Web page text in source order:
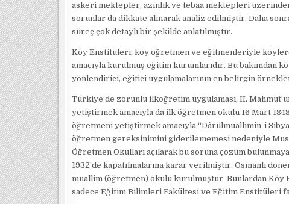
askeri mektepler, azınlık ve tebaa mektepleri
sorunlar da dikkate alınarak analiz edilmiştir. Daha
süreç çok detaylı bir şekilde anlatılmıştır.
Köy Enstitüleri; köy öğretmen ve eğitmenleriyle
amacıyla kurulmuş eğitim kurumlarıdır. Bu bakımdan
yönlendirici, eğitici uygulamalarının en belirgin
Türkiye’de zorunlu ilköğretim uygulaması, II.
yetiştirmek amacıyla da ilk öğretmen okulu 16 Mart
öğretmeni yetiştirmek amacıyla “Dârülmuallimin-i
öğretmen gereksinimini giderilememesi nedeniyle
Öğretmen Okulları açılarak bu soruna çözüm
1932’de kapatılmalarına karar verilmiştir. Osmanlı
muallim (öğretmen) okulu kurulmuştur. Bunlardan Köy
sadece Eğitim Bilimleri Fakültesi ve Eğitim Enstitüleri